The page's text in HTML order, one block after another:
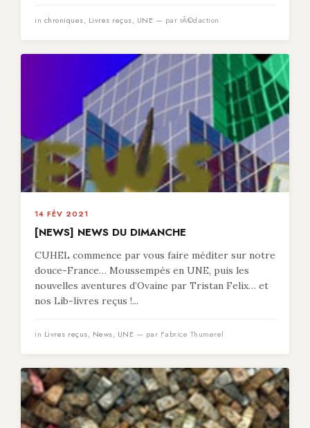
in chroniques, Livres reçus, UNE — par rÃ©daction
14 FÉV 2021
[NEWS] NEWS DU DIMANCHE
CUHEL commence par vous faire méditer sur notre
douce-France… Moussempès en UNE, puis les
nouvelles aventures d’Ovaine par Tristan Felix… et
nos Lib-livres reçus !...
in Livres reçus, News, UNE — par Fabrice Thumerel